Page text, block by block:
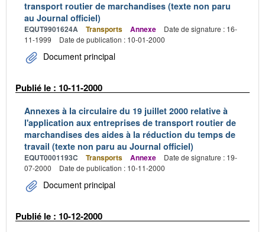
transport routier de marchandises (texte non paru
au Journal officiel)
EQUT9901624A Transports Annexe
Date de signature : 16-
11-1999
Date de publication : 10-01-2000
Document principal
Publié le : 10-11-2000
Annexes à la circulaire du 19 juillet 2000 relative à
l'application aux entreprises de transport routier de
marchandises des aides à la réduction du temps de
travail (texte non paru au Journal officiel)
EQUT0001193C Transports Annexe
Date de signature : 19-
07-2000
Date de publication : 10-11-2000
Document principal
Publié le : 10-12-2000